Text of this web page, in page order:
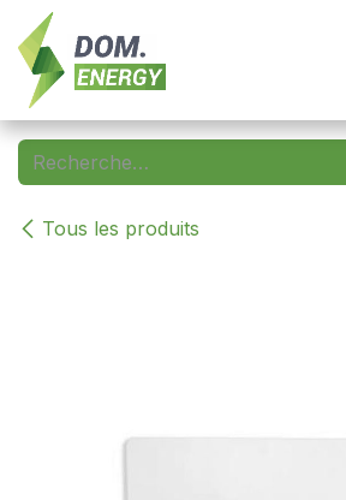
Se rendre au contenu
Tous les produits